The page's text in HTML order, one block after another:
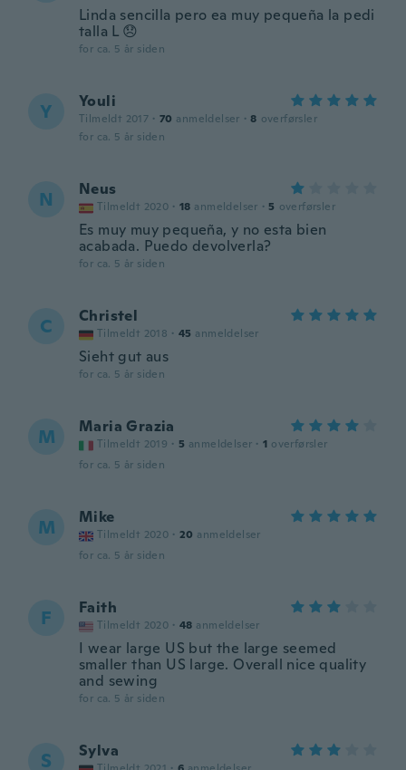
Linda sencilla pero ea muy pequeña la pedi
talla L 😞
for ca. 5 år siden
Y Youli
Tilmeldt 2017 · 70 anmeldelser · 8 overførsler
for ca. 5 år siden
N Neus
Tilmeldt 2020 · 18 anmeldelser · 5 overførsler
Es muy muy pequeña, y no esta bien
acabada. Puedo devolverla?
for ca. 5 år siden
C Christel
Tilmeldt 2018 · 45 anmeldelser
Sieht gut aus
for ca. 5 år siden
M Maria Grazia
Tilmeldt 2019 · 5 anmeldelser · 1 overførsler
for ca. 5 år siden
M Mike
Tilmeldt 2020 · 20 anmeldelser
for ca. 5 år siden
F Faith
Tilmeldt 2020 · 48 anmeldelser
I wear large US but the large seemed
smaller than US large. Overall nice quality
and sewing
for ca. 5 år siden
S Sylva